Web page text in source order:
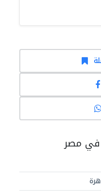
في مصر